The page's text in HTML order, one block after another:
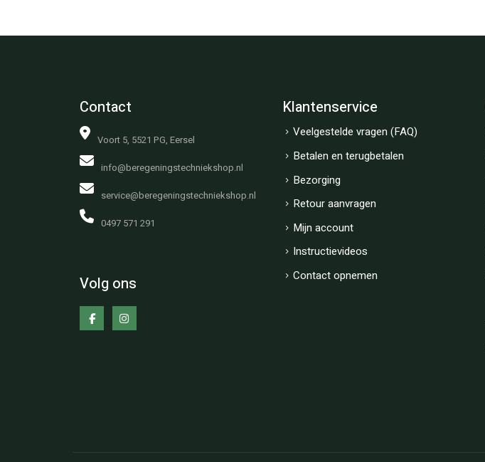
Contact
Voort 5, 5521 PG, Eersel
info@beregeningstechniekshop.nl
service@beregeningstechniekshop.nl
0497 571 291
Volg ons
Klantenservice
Veelgestelde vragen (FAQ)
Betalen en terugbetalen
Bezorging
Retour aanvragen
Mijn account
Instructievideos
Contact opnemen